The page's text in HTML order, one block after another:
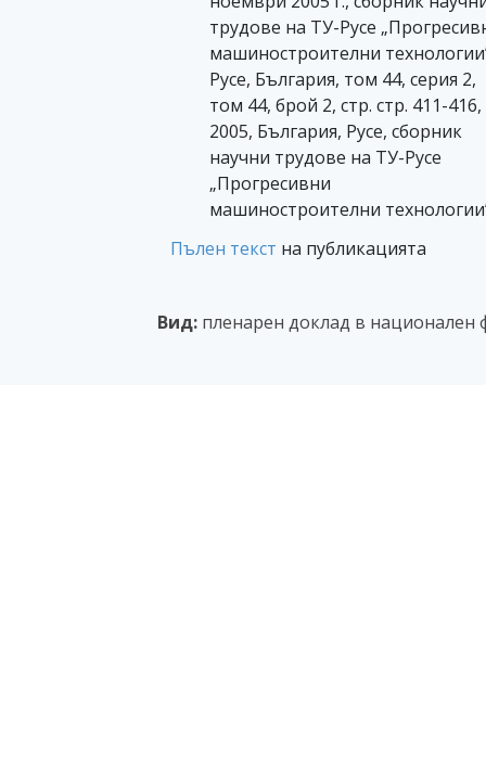
трудове на ТУ-Русе
машиностроителни
Русе, България, том 44, серия 2,
том 44, брой 2, стр. стр. 411-416,
2005, България, Русе, сборник
научни трудове на ТУ-Русе
„Прогресивни
машиностроителни
Пълен текст на публикацията
Вид: пленарен доклад в национален